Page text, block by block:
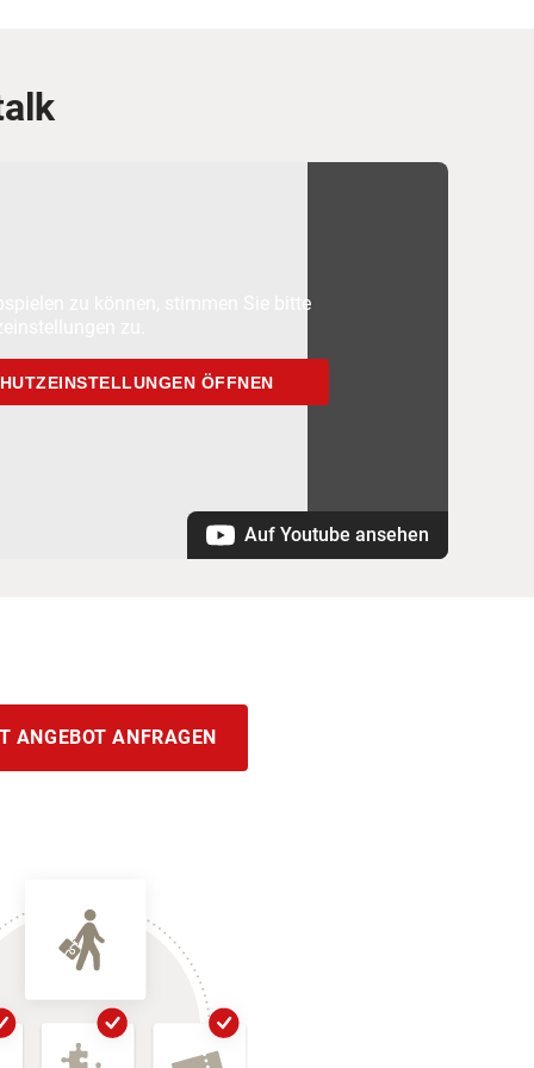
zu können, stimmen Sie bitte
zu.
ÖFFNEN
Auf Youtube ansehen
ANGEBOT ANFRAGEN